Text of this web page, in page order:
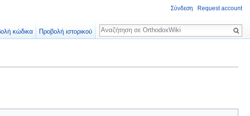
Σύνδεση Request account
κώδικα Προβολή ιστορικού
Αναζήτηση